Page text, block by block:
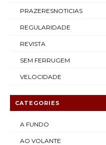
PRAZERESNOTICIAS
REGULARIDADE
REVISTA
SEM FERRUGEM
VELOCIDADE
CATEGORIES
A FUNDO
AO VOLANTE